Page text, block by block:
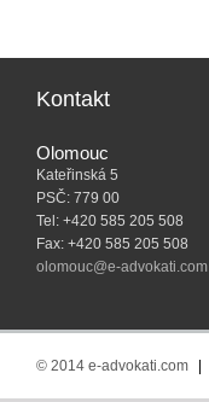
Kontakt
Olomouc
Kateřinská 5
PSČ: 779 00
Tel: +420 585 205 508
Fax: +420 585 205 508
olomouc@e-advokati.com
© 2014 e-advokati.com